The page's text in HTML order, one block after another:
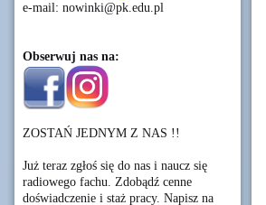
e-mail: nowinki@pk.edu.pl
Obserwuj nas na:
ZOSTAŃ JEDNYM Z NAS !!
Już teraz zgłoś się do nas i naucz się
radiowego fachu. Zdobądź cenne
doświadczenie i staż pracy. Napisz na